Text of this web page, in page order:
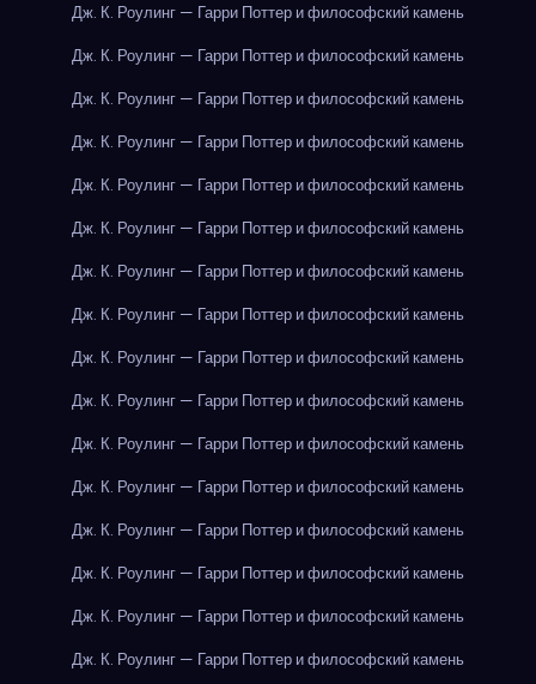
Дж. К. Роулинг — Гарри Поттер и философский камень
Дж. К. Роулинг — Гарри Поттер и философский камень
Дж. К. Роулинг — Гарри Поттер и философский камень
Дж. К. Роулинг — Гарри Поттер и философский камень
Дж. К. Роулинг — Гарри Поттер и философский камень
Дж. К. Роулинг — Гарри Поттер и философский камень
Дж. К. Роулинг — Гарри Поттер и философский камень
Дж. К. Роулинг — Гарри Поттер и философский камень
Дж. К. Роулинг — Гарри Поттер и философский камень
Дж. К. Роулинг — Гарри Поттер и философский камень
Дж. К. Роулинг — Гарри Поттер и философский камень
Дж. К. Роулинг — Гарри Поттер и философский камень
Дж. К. Роулинг — Гарри Поттер и философский камень
Дж. К. Роулинг — Гарри Поттер и философский камень
Дж. К. Роулинг — Гарри Поттер и философский камень
Дж. К. Роулинг — Гарри Поттер и философский камень